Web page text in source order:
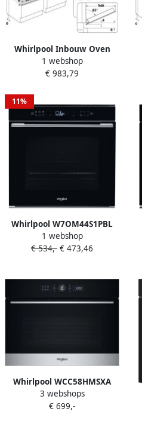
Whirlpool Inbouw Oven
W7ME450NB |
Microgolfovens |
Microgolf&Ovens |
8003437396601
1 webshop
€ 983,79
11%
Whirlpool W7OM44S1PBL
inbouw elektrische oven
kleur zwart zelfreinigend
1 webshop
€ 534,- € 473,46
Whirlpool WCC58HMSXA
oven 48 l Zwart
Roestvrijstaal
3 webshops
€ 699,-